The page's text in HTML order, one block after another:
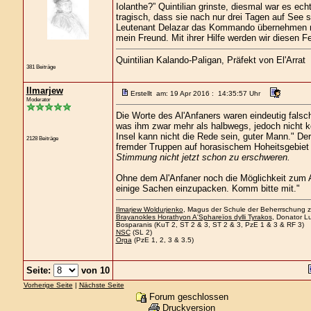
381 Beiträge
Iolanthe?” Quintilian grinste, diesmal war es
tragisch, dass sie nach nur drei Tagen auf See
Leutenant Delazar das Kommando
mein Freund. Mit ihrer Hilfe werden wir diesen
Quintilian Kalando-Paligan, Präfekt von El'Arrat
Ilmarjew
Moderator
2128 Beiträge
Erstellt am: 19 Apr 2016 : 14:35:57 Uhr
Die Worte des Al'Anfaners waren eindeutig
was ihm zwar mehr als halbwegs, jedoch nicht
Insel kann nicht die Rede sein, guter Mann."
fremder Truppen auf horasischem
Stimmung nicht jetzt schon zu erschweren.
Ohne dem Al'Anfaner noch die Möglichkeit
einige Sachen einzupacken. Komm bitte mit."
Ilmarjew Woldurjenko, Magus der Schule der Beherrschung
Brayanokles Horathyon A'Sphareïos dylli Tyrakos, Donator
Bosparanis (KuT 2, ST 2 & 3, ST 2 & 3, PzE 1 & 3 & RF 3)
NSC(SL 2)
Orga (PzE 1, 2, 3 & 3.5)
Seite: von 10
Vorherige Seite | Nächste Seite
Forum geschlossen
Druckversion